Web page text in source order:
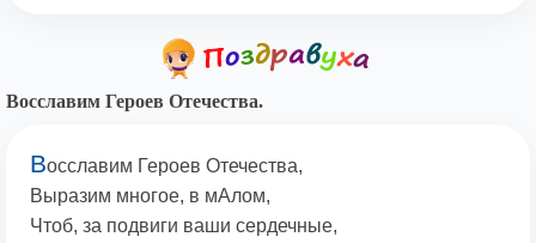
Восславим Героев Отечества.
Восславим Героев Отечества,
Выразим многое, в мАлом,
Чтоб, за подвиги ваши сердечные,